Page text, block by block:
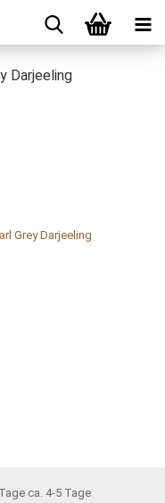
Darjeeling
ca. 4-5 Tage